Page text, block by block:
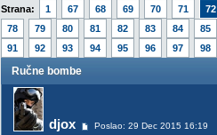
Strana: 1 67 68 69 70 71 72
78
79 80 81 82 83 84 85
91
92 93 94 95 96 97 98
Ručne bombe
djox Poslao: 29 Dec 2015 16:19